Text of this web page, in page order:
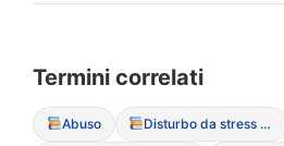
Termini correlati
Abuso Disturbo da stress post-traumatico (PTSD)